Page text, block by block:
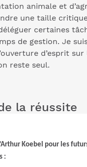
animale et
une taille
certaines
de gestion. Je
d’esprit
reste seul.
la réussite
Koebel pour les
: